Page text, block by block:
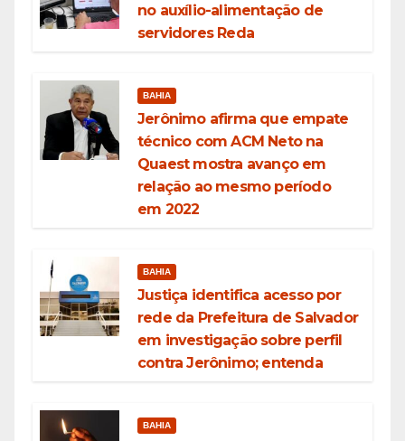
no auxílio-alimentação de
servidores Reda
BAHIA
Jerônimo afirma que empate
técnico com ACM Neto na
Quaest mostra avanço em
relação ao mesmo período
em 2022
BAHIA
Justiça identifica acesso por
rede da Prefeitura de Salvador
em investigação sobre perfil
contra Jerônimo; entenda
BAHIA